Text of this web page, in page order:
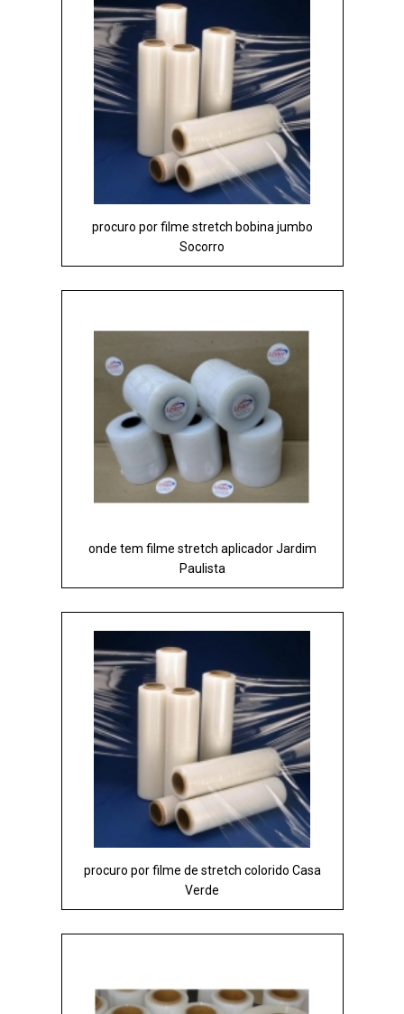
procuro por filme stretch bobina jumbo
Socorro
onde tem filme stretch aplicador Jardim
Paulista
procuro por filme de stretch colorido Casa
Verde